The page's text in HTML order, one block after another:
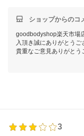
ショップからのコ
goodbodyshop楽天市場
入頂き誠にありがとうご
貴重なご意見ありがとう
だくことで効果の方も
3